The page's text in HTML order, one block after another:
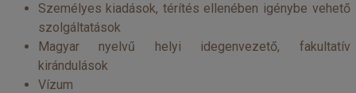
Személyes kiadások, térítés ellenében igénybe vehető
szolgáltatások
Magyar nyelvű helyi idegenvezető, fakultatív
kirándulások
Vízum